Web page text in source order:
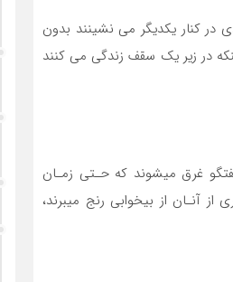
در کنار یکدیگر می نشینند بدون
در زیر یک سقف زندگی می کنند
غرق میشوند که حـتی زمـان
آنـان از بیخوابی رنج میبرند،